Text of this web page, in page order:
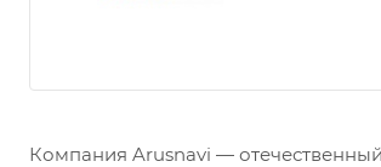
Компания Arusnavi — отечественный